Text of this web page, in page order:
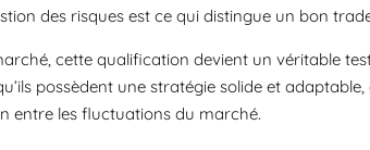
des risques est ce qui distingue un bon
cette qualification devient un véritable
possèdent une stratégie solide et
entre les fluctuations du marché.